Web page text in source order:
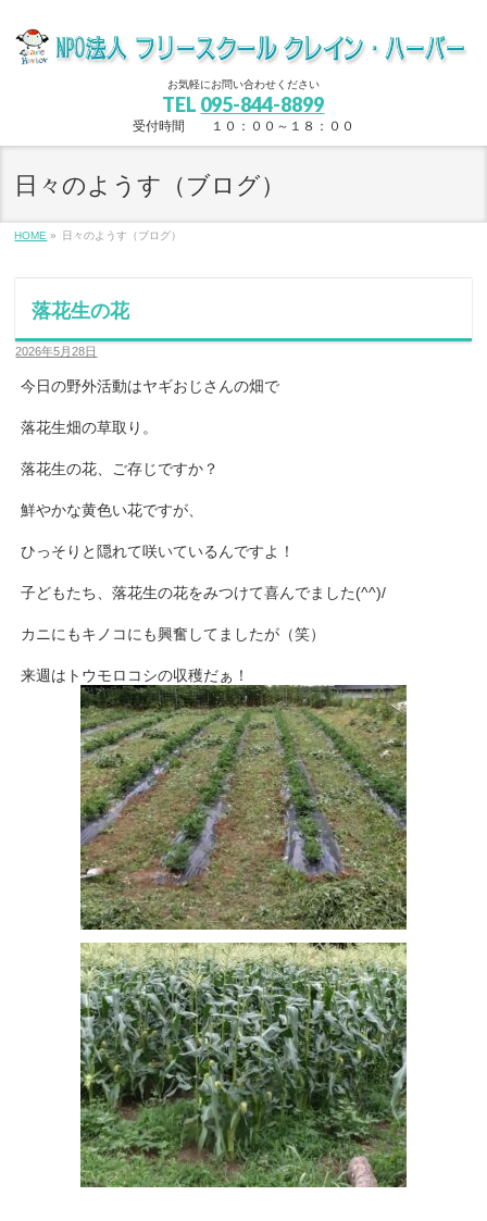
お気軽にお問い合わせください
TEL 095-844-8899
受付時間 １０：００～１８：００
日々のようす（ブログ）
HOME » 日々のようす（ブログ）
落花生の花
2026年5月28日
今日の野外活動はヤギおじさんの畑で
落花生畑の草取り。
落花生の花、ご存じですか？
鮮やかな黄色い花ですが、
ひっそりと隠れて咲いているんですよ！
子どもたち、落花生の花をみつけて喜んでました(^^)/
カニにもキノコにも興奮してましたが（笑）
来週はトウモロコシの収穫だぁ！